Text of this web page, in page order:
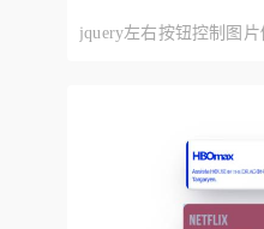
jquery左右按钮控制图